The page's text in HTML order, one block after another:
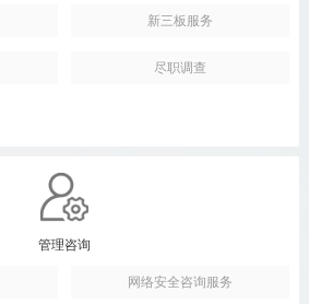
新三板服务
尽职调查
管理咨询
网络安全咨询服务